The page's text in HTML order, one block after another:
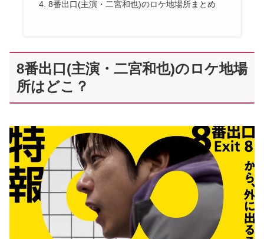
8番出口(主演・二宮和也)のロケ地場所まとめ
8番出口(主演・二宮和也)のロケ地場
所はどこ？